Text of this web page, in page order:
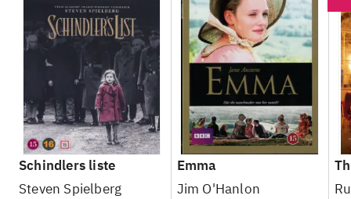
Schindlers liste
Steven Spielberg
Emma
Jim O'Hanlon